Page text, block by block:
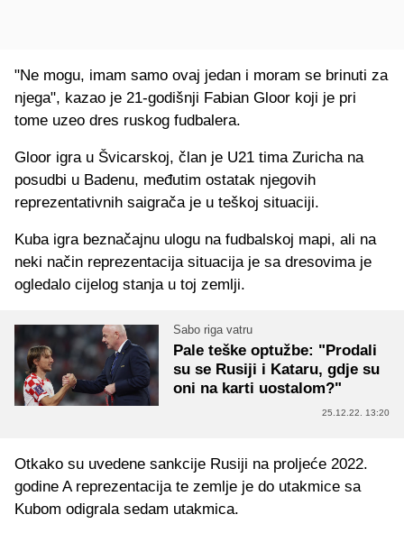
"Ne mogu, imam samo ovaj jedan i moram se brinuti za
njega", kazao je 21-godišnji Fabian Gloor koji je pri
tome uzeo dres ruskog fudbalera.
Gloor igra u Švicarskoj, član je U21 tima Zuricha na
posudbi u Badenu, međutim ostatak njegovih
reprezentativnih saigrača je u teškoj situaciji.
Kuba igra beznačajnu ulogu na fudbalskoj mapi, ali na
neki način reprezentacija situacija je sa dresovima je
ogledalo cijelog stanja u toj zemlji.
Sabo riga vatru
Pale teške optužbe: "Prodali
su se Rusiji i Kataru, gdje su
oni na karti uostalom?"
25.12.22. 13:20
Otkako su uvedene sankcije Rusiji na proljeće 2022.
godine A reprezentacija te zemlje je do utakmice sa
Kubom odigrala sedam utakmica.